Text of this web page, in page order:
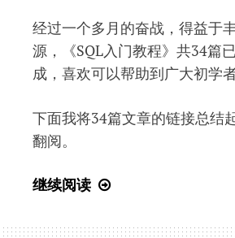
经过一个多月的奋战，得益于
源，《SQL入门教程》共34篇
成，喜欢可以帮助到广大初学者
下面我将34篇文章的链接总结
翻阅。
继续阅读
门